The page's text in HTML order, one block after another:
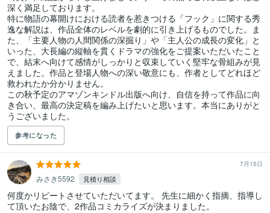
深く満足しております。
特に物語の幕開けにおける読者を惹きつける「フック」に関する秀
逸な解説は、作品全体のレベルを劇的に引き上げるものでした。ま
た、「主要人物の人間関係の深掘り」や「主人公の成長の変化」と
いった、大長編の縦軸を貫くドラマの強化をご提案いただいたこと
で、結末へ向けて感情がしっかりと収束していく堅牢な骨組みが見
えました。作品と登場人物への深い敬意にも、作者としてどれほど
救われたか分かりません。
この秋予定のアマゾンキンドル出版へ向け、自信を持って作品に向
き合い、最高の決定稿を編み上げたいと思います。本当にありがと
うございました。
参考になった
7月15日
みさき5592 見積り相談
何度かリピートさせていただいてます。 先生に細かく指摘、指導し
て頂いたお陰で、2作品コミカライズが決まりました。